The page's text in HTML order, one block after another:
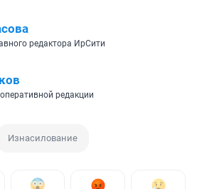
редактора ИрСити
редакции
Изнасилование